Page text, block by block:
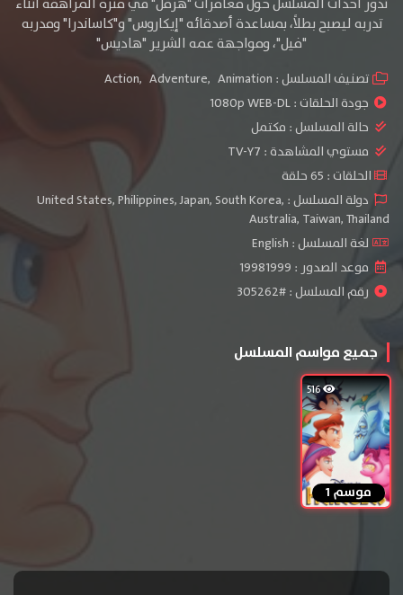
تدور احداث المسلسل حول مغامرات "هرقل" في فترة المراهقة أثناء
تدربه ليصبح بطلاً، بمساعدة أصدقائه "إيكاروس" و"كاساندرا" ومدربه
"فيل"، ومواجهة عمه الشرير "هاديس"
تصنيف المسلسل : Action, Adventure, Animation
جودة الحلقات :1080p WEB-DL
حالة المسلسل : مكتمل
مستوي المشاهدة : TV-Y7
الحلقات : 65 حلقة
دولة المسلسل : United States, Philippines, Japan, South Korea,
Australia, Taiwan, Thailand
لغة المسلسل : English
موعد الصدور : 19981999
رقم المسلسل : #305262
جميع مواسم المسلسل
516
موسم 1